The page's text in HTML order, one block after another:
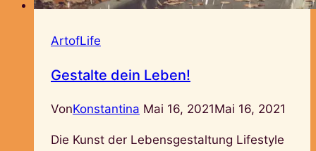
ArtofLife
Gestalte dein Leben!
VonKonstantina Mai 16, 2021Mai 16, 2021
Die Kunst der Lebensgestaltung Lifestyle